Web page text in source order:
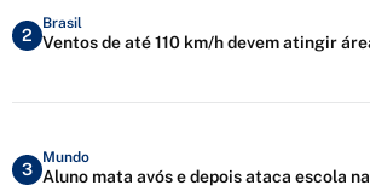
2
Brasil
Ventos de até 110 km/h devem atingir
3
Mundo
Aluno mata avós e depois ataca escola